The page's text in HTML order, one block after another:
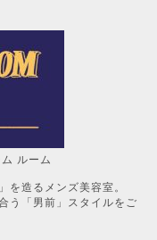
ム
ンズ美容室。
う「男前」スタイルをご